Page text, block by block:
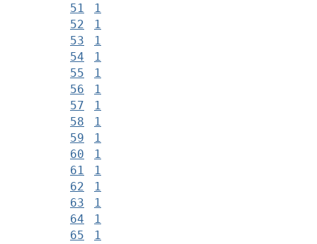
51
1
52
1
53
1
54
1
55
1
56
1
57
1
58
1
59
1
60
1
61
1
62
1
63
1
64
1
65
1